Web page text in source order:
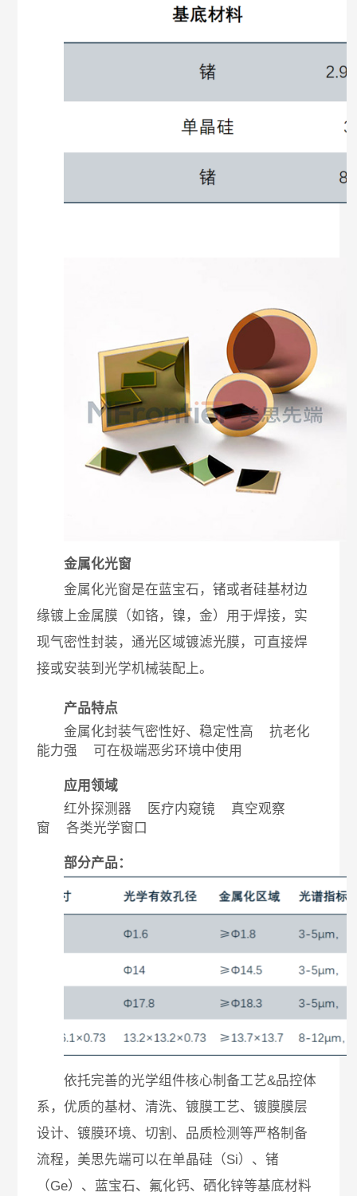
金属化光窗
金属化光窗是在蓝宝石，锗或者硅基材边
缘镀上金属膜（如铬，镍，金）用于焊接，实
现气密性封装，通光区域镀滤光膜，可直接焊
接或安装到光学机械装配上。
产品特点
金属化封装气密性好、稳定性高 抗老化
能力强 可在极端恶劣环境中使用
应用领域
红外探测器
医疗内窥镜 真空观察
窗各类光学窗口
部分产品：
依托完善的光学组件核心制备工艺&品控体
系，优质的基材、清洗、镀膜工艺、镀膜膜层
设计、镀膜环境、切割、品质检测等严格制备
流程，美思先端可以在单晶硅（Si）、锗
（Ge）、蓝宝石、氟化钙、硒化锌等基底材料